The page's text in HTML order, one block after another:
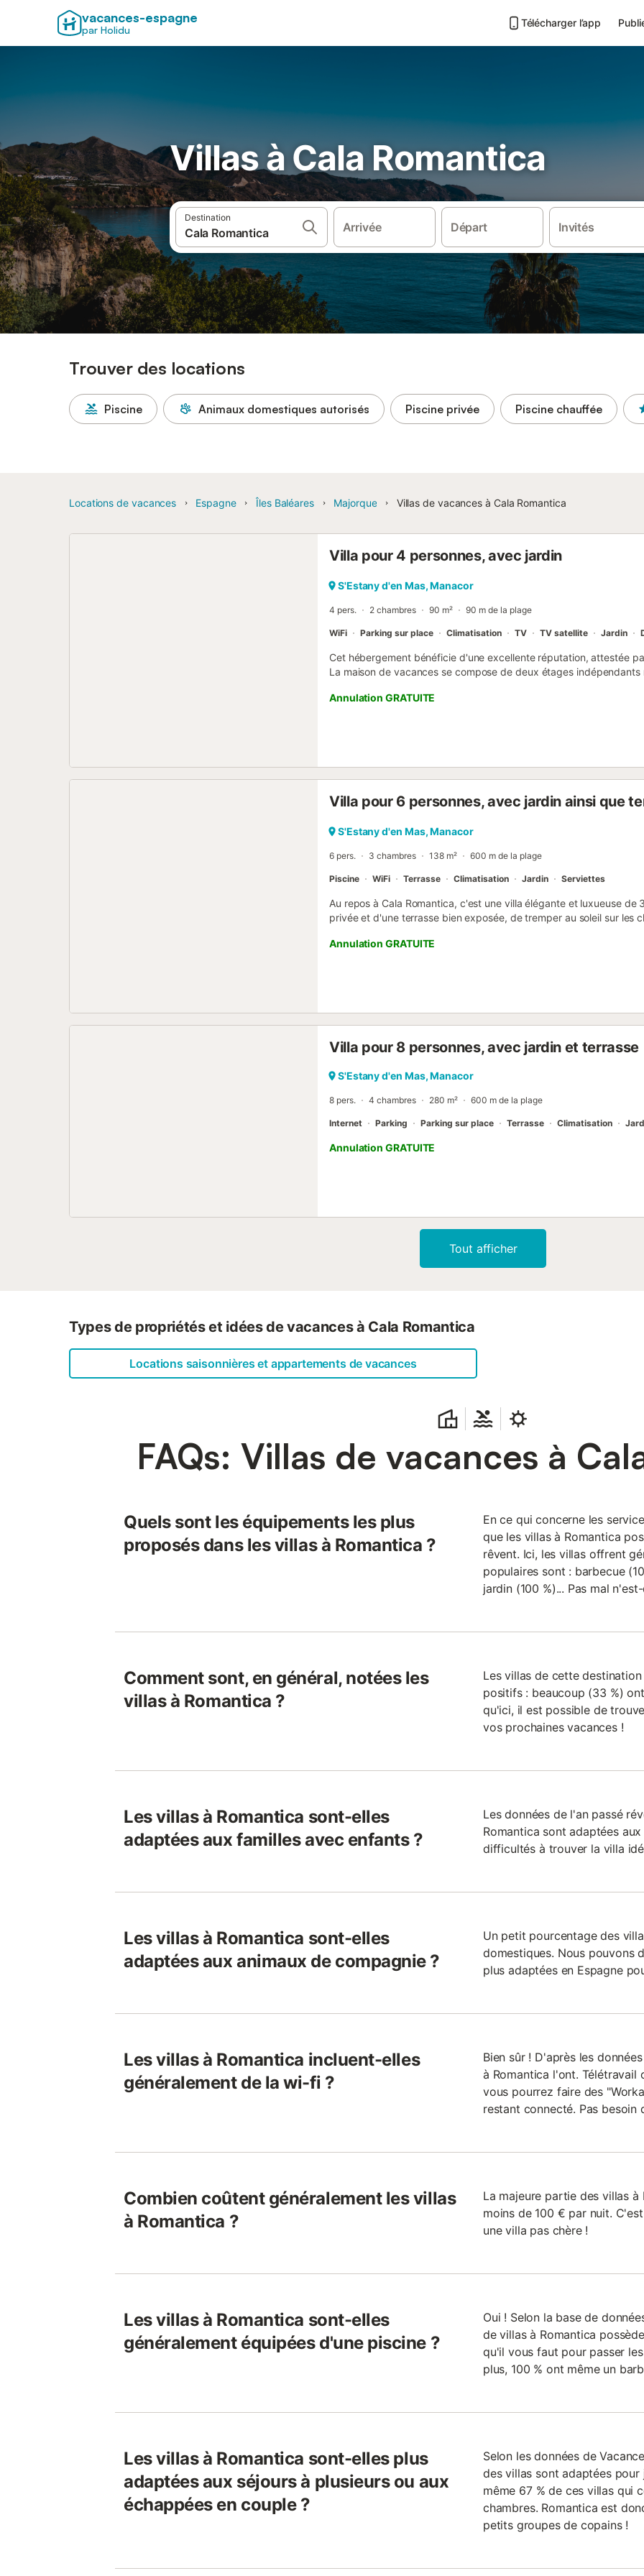
vacances-espagne
par Holidu
Télécharger l’app
Villas à Cala Romantica
Destination
Arrivée Départ Invités
Trouver des locations
Piscine Animaux domestiques autorisés Piscine privée Piscine chauffée
Locations de vacances Espagne Îles Baléares Majorque Villas de vacances à Cala Romantica
Villa pour 4 personnes, avec jardin
S'Estany d'en Mas, Manacor
4 pers. 2 chambres 90 m² 90 m de la plage
WiFi Parking sur place Climatisation TV TV satellite Jardin
Cet hébergement bénéficie d'une excellente réputation, attestée
La maison de vacances se compose de deux étages indépendants
uniquement à l'étage supérieur ; des exceptions sont possibles sur
studio du bas avec la 2e chambre est accessible via un code PIN
au sud de Cala Anguila - Cala Mendia, à quelques minutes à pied
maison sur deux niveaux, très appréciée par les anciens
bien équipée à l’étage, 2 chambres et 1 salle de bain, pour 4
profitez aussi de la terrasse partiellement couverte attenante au
427 (toutes les 30 min) vers Porto Cristo (port). De là, bus aéroport
Annulation GRATUITE
Villa pour 6 personnes, avec jardin ainsi que
S'Estany d'en Mas, Manacor
6 pers. 3 chambres 138 m² 600 m de la plage
Piscine WiFi Terrasse Climatisation Jardin Serviettes
Au repos à Cala Romantica, c'est une villa élégante et luxueuse de
privée et d'une terrasse bien exposée, de tremper au soleil sur les
Annulation GRATUITE
Villa pour 8 personnes, avec jardin et terrasse
S'Estany d'en Mas, Manacor
8 pers. 4 chambres 280 m² 600 m de la plage
Internet Parking Parking sur place Terrasse Climatisation
Annulation GRATUITE
Tout afficher
Types de propriétés et idées de vacances à Cala Romantica
Locations saisonnières et appartements de vacances
FAQs: Villas de vacances à
Quels sont les équipements les plus
proposés dans les villas à Romantica ?
En ce qui concerne les
que les villas à Romantica
rêvent. Ici, les villas offrent
populaires sont : barbecue
jardin (100 %)... Pas mal
Comment sont, en général, notées les
villas à Romantica ?
Les villas de cette
positifs : beaucoup (33 %)
qu'ici, il est possible de
vos prochaines vacances !
Les villas à Romantica sont-elles
adaptées aux familles avec enfants ?
Les données de l'an passé
Romantica sont adaptées
difficultés à trouver la villa
Les villas à Romantica sont-elles
adaptées aux animaux de compagnie ?
Un petit pourcentage des
domestiques. Nous pouvons
plus adaptées en Espagne
Les villas à Romantica incluent-elles
généralement de la wi-fi ?
Bien sûr ! D'après les
à Romantica l'ont. Télétravail
vous pourrez faire des
restant connecté. Pas besoin
Combien coûtent généralement les villas
à Romantica ?
La majeure partie des villas
moins de 100 € par nuit.
une villa pas chère !
Les villas à Romantica sont-elles
généralement équipées d'une piscine ?
Oui ! Selon la base de
de villas à Romantica
qu'il vous faut pour passer
plus, 100 % ont même un
Les villas à Romantica sont-elles plus
adaptées aux séjours à plusieurs ou aux
échappées en couple ?
Selon les données de
des villas sont adaptées
même 67 % de ces villas qui
chambres. Romantica est
petits groupes de copains !